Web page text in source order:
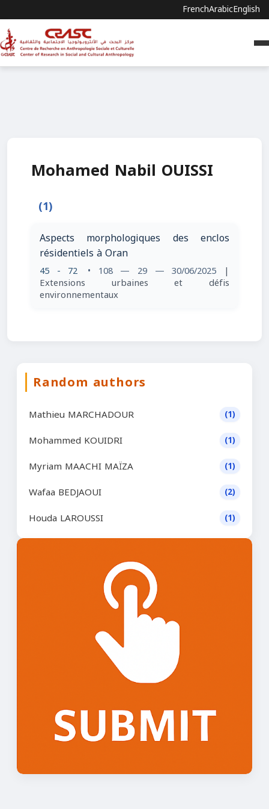
FrenchArabicEnglish
Mohamed Nabil OUISSI
(1)
Aspects morphologiques des enclos
résidentiels à Oran
45 - 72 • 108 — 29 — 30/06/2025 |
Extensions urbaines et défis
environnementaux
Random authors
Mathieu MARCHADOUR (1)
Mohammed KOUIDRI (1)
Myriam MAACHI MAÏZA (1)
Wafaa BEDJAOUI (2)
Houda LAROUSSI (1)